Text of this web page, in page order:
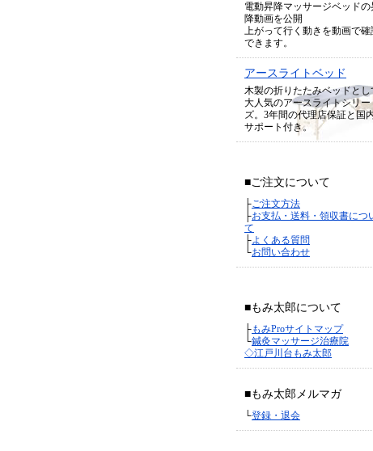
電動昇降マッサージベッドの
降動画を公開
上がって行く動きを動画で確
できます。
アースライトベッド
木製の折りたたみベッドとし
大人気のアースライトシリー
ズ。3年間の代理店保証と国
サポート付き。
■ご注文について
├ご注文方法
├お支払・送料・領収書につ
て
├よくある質問
└お問い合わせ
■もみ太郎について
├もみProサイトマップ
└鍼灸マッサージ治療院
◇江戸川台もみ太郎
■もみ太郎メルマガ
└登録・退会